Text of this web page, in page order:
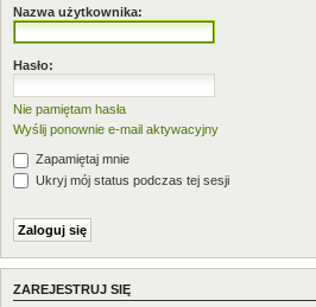
Nazwa użytkownika:
Hasło:
Nie pamiętam hasła
Wyślij ponownie e-mail aktywacyjny
Zapamiętaj mnie
Ukryj mój status podczas tej sesji
ZAREJESTRUJ SIĘ